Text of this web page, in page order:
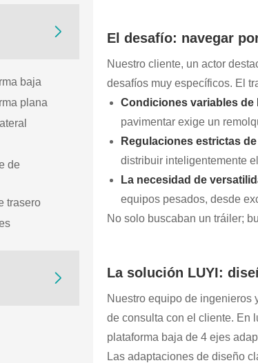

baja
plana
de
trasero

El desafío: navegar
Nuestro cliente, un actor
desafíos muy específicos. El
Condiciones variables de
pavimentar exige un
Regulaciones estrictas
distribuir inteligentemente
La necesidad de
equipos pesados, desde
No solo buscaban un tráiler;
La solución LUYI:
Nuestro equipo de ingenieros
de consulta con el cliente. En
plataforma baja de 4 ejes
Las adaptaciones de diseño